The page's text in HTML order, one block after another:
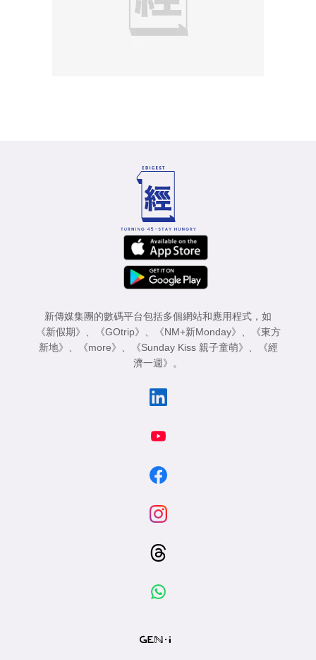
新傳媒集團的數碼平台包括多個網站和應用程式，如
《新假期》
《GOtrip》 《NM+新Monday》
《東方
新地》
《more》 《Sunday Kiss 親子童萌》
《經
濟一週》
。